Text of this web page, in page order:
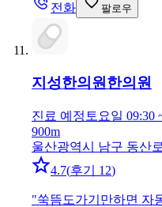
전화 팔로우
지성한의원 한의원
진료 예정 토요일 09:30
900m
울산광역시 남구 동산
4.7(후기 12)
"쑥뜸도가기만하면 자